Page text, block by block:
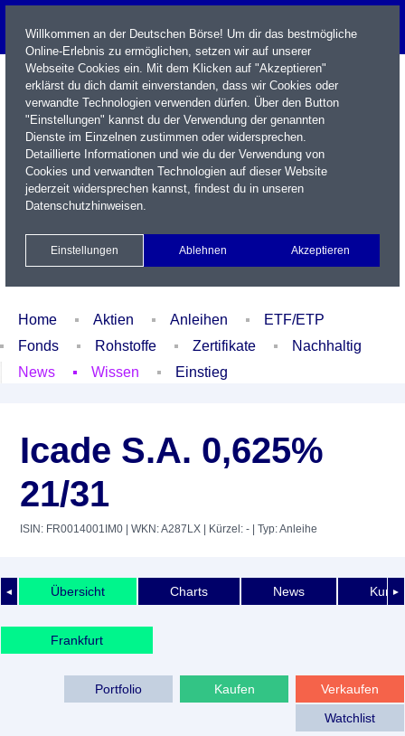
Name / WKN / ISIN / Kürzel
Xetra Realtime
Watchlist Portfolio Login
Home Aktien Anleihen
ETF/ETP
Fonds
Rohstoffe Zertifikate
Nachhaltig
News
Wissen Einstieg
Icade S.A. 0,625%
21/31
ISIN: FR0014001IM0 | WKN: A287LX | Kürzel: - | Typ: Anleihe
◄ ►
Übersicht Charts News
Frankfurt
Verkaufen
Kaufen
Portfolio
Watchlist
Willkommen an der Deutschen Börse! Um dir das bestmögliche
Online-Erlebnis zu ermöglichen, setzen wir auf unserer
Webseite Cookies ein. Mit dem Klicken auf "Akzeptieren"
erklärst du dich damit einverstanden, dass wir Cookies oder
verwandte Technologien verwenden dürfen. Über den Button
"Einstellungen" kannst du der Verwendung der genannten
Dienste im Einzelnen zustimmen oder widersprechen.
Detaillierte Informationen und wie du der Verwendung von
Cookies und verwandten Technologien auf dieser Website
jederzeit widersprechen kannst, findest du in unseren
Datenschutzhinweisen.
Einstellungen Ablehnen Akzeptieren